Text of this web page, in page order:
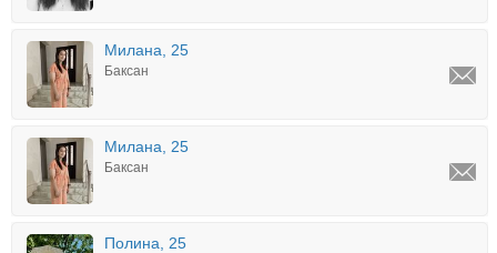
Милана, 25
Баксан
Милана, 25
Баксан
Полина, 25